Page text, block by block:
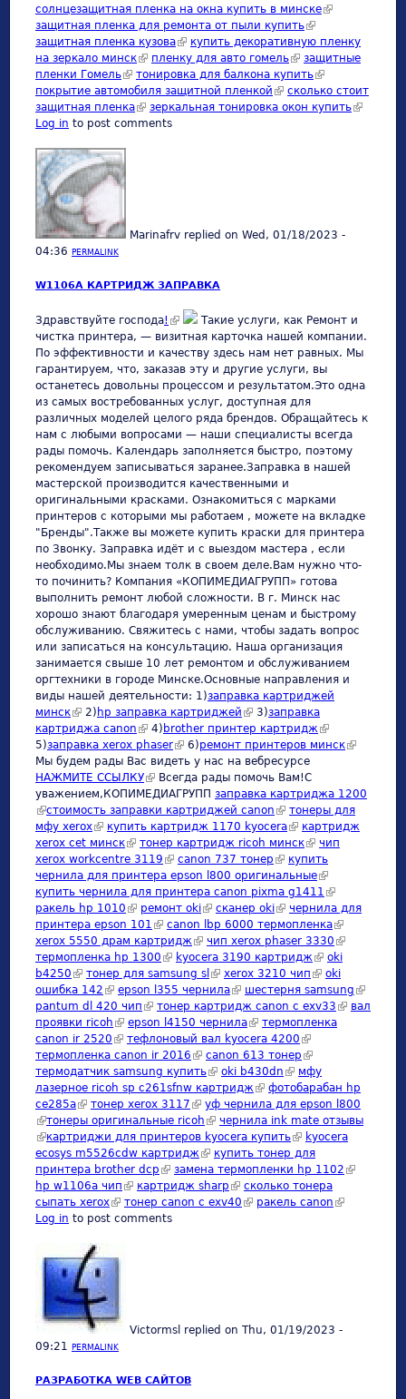
солнцезащитная пленка на окна купить в минске(link is
защитная пленка для ремонта от пыли купить(link is external)
защитная пленка кузова(link is external)
купить декоративную пленку
на зеркало минск(link is external)
пленку для авто гомель(link is external)
защитные
пленки Гомель(link is external)
тонировка для балкона купить(link is external)
покрытие автомобиля защитной пленкой (link is external)
сколько стоит
защитная пленка(link is external)
зеркальная тонировка окон купить(link is
Log in to post comments
Marinafrv replied on Wed, 01/18/2023 -
04:36 PERMALINK
W1106A КАРТРИДЖ ЗАПРАВКА
Здравствуйте господа! (link is external)
Такие услуги, как Ремонт и
чистка принтера, — визитная карточка нашей компании.
По эффективности и качеству здесь нам нет равных. Мы
гарантируем, что, заказав эту и другие услуги, вы
останетесь довольны процессом и результатом.Это одна
из самых востребованных услуг, доступная для
различных моделей целого ряда брендов. Обращайтесь к
нам с любыми вопросами — наши специалисты всегда
рады помочь. Календарь заполняется быстро, поэтому
рекомендуем записываться заранее.Заправка в нашей
мастерской производится качественными и
оригинальными красками. Ознакомиться с марками
принтеров с которыми мы работаем , можете на вкладке
"Бренды".Также вы можете купить краски для принтера
по Звонку. Заправка идёт и с выездом мастера , если
необходимо.Мы знаем толк в своем деле.Вам нужно что-
то починить? Компания «КОПИМЕДИАГРУПП» готова
выполнить ремонт любой сложности. В г. Минск нас
хорошо знают благодаря умеренным ценам и быстрому
обслуживанию. Свяжитесь с нами, чтобы задать вопрос
или записаться на консультацию. Наша организация
занимается свыше 10 лет ремонтом и обслуживанием
оргтехники в городе Минске.Основные направления и
виды нашей деятельности: 1)заправка картриджей
минск(link is external)
2) hp заправка картриджей (link is external)
3)заправка
картриджа canon (link is external)
4) brother принтер картридж (link is external)
5)заправка xerox phaser(link is external)
6)ремонт принтеров минск(link is
Мы будем рады Вас видеть у нас на вебресурсе
НАЖМИТЕ ССЫЛКУ(link is external)
Всегда рады помочь Вам!С
уважением,КОПИМЕДИАГРУПП заправка картриджа 1200
(link is external)
стоимость заправки картриджей canon (link is external)
тонеры для
мфу xerox(link is external)
купить картридж 1170 kyocera(link is external)
картридж
xerox cet минск(link is external)
тонер картридж ricoh минск(link is external)
чип
xerox workcentre 3119 (link is external)
canon 737 тонер (link is external)
купить
чернила для принтера epson l800 оригинальные(link is external)
купить чернила для принтера canon pixma g1411 (link is
external)
ракель hp 1010 (link is external)
ремонт oki(link is external)
сканер oki(link is external)
чернила для
принтера epson 101 (link is external)
canon lbp 6000 термопленка(link is
external)
xerox 5550 драм картридж (link is external)
чип xerox phaser 3330 (link is
external)
термопленка hp 1300 (link is external)
kyocera 3190 картридж (link is external)
oki
b4250 (link is external)
тонер для samsung sl (link is external)
xerox 3210 чип (link is external)
oki
ошибка 142 (link is external)
epson l355 чернила(link is external)
шестерня samsung (link is
external)
pantum dl 420 чип (link is external)
тонер картридж canon c exv33 (link is
external)
вал
проявки ricoh (link is external)
epson l4150 чернила(link is external)
термопленка
canon ir 2520 (link is external)
тефлоновый вал kyocera 4200 (link is external)
термопленка canon ir 2016 (link is external)
canon 613 тонер (link is external)
термодатчик samsung купить(link is external)
oki b430dn (link is external)
мфу
лазерное ricoh sp c261sfnw картридж (link is external)
фотобарабан hp
ce285a(link is external)
тонер xerox 3117 (link is external)
уф чернила для epson l800
(link is external)
тонеры оригинальные ricoh (link is external)
чернила ink mate отзывы
(link is external)
картриджи для принтеров kyocera купить(link is external)
kyocera
ecosys m5526cdw картридж (link is external)
купить тонер для
принтера brother dcp (link is external)
замена термопленки hp 1102 (link is
hp w1106a чип (link is external)
картридж sharp (link is external)
сколько тонера
сыпать xerox(link is external)
тонер canon c exv40 (link is external)
ракель canon (link is
Log in to post comments
Victormsl replied on Thu, 01/19/2023 -
09:21
PERMALINK
РАЗРАБОТКА WEB САЙТОВ